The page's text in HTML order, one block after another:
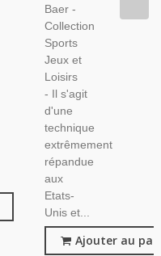
Baer -
Collection
Sports
Jeux et
Loisirs
- Il s'agit
d'une
technique
extrêmement
répandue
aux
Etats-
Unis et...
Ajouter au